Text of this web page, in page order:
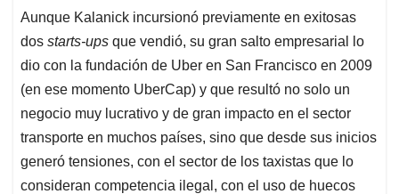
Aunque Kalanick incursionó previamente en exitosas
dos starts-ups que vendió, su gran salto empresarial lo
dio con la fundación de Uber en San Francisco en 2009
(en ese momento UberCap) y que resultó no solo un
negocio muy lucrativo y de gran impacto en el sector
transporte en muchos países, sino que desde sus inicios
generó tensiones, con el sector de los taxistas que lo
consideran competencia ilegal, con el uso de huecos